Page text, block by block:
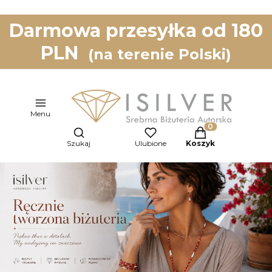
Darmowa przesyłka od 180
PLN
(na terenie Polski)
Menu
Otwórz wyszukiwarkę
Szukaj Ulubione
Produkty w
Koszyk